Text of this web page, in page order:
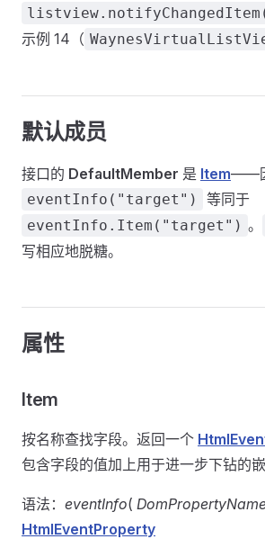
示例 14（
默认成员
接口的 DefaultMember 是 Item——
eventInfo("target") 等同于
eventInfo.Item("target") 。
写相应地脱糖。
属性
Item
按名称查找字段。返回一个
包含字段的值加上用于进一步下钻的
语法： eventInfo(
HtmlEventProperty